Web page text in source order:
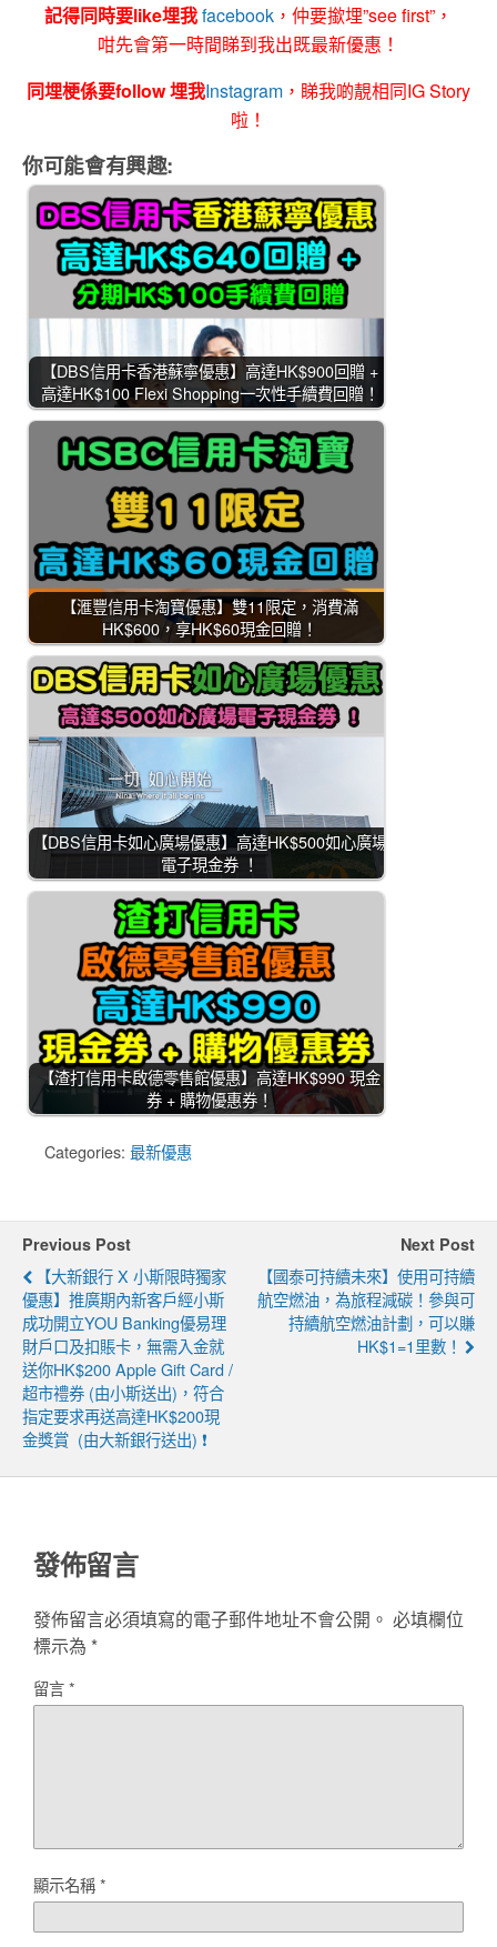
記得同時要like埋我facebook ，仲要撳埋”see first”，
咁先會第一時間睇到我出既最新優惠！
同埋梗係要follow 埋我Instagram ，睇我啲靚相同IG Story
啦！
你可能會有興趣:
【DBS信用卡香港蘇寧優惠】高達HK$900回贈 +
高達HK$100 Flexi Shopping一次性手續費回贈！
【滙豐信用卡淘寶優惠】雙11限定，消費滿
HK$600，享HK$60現金回贈！
【DBS信用卡如心廣場優惠】高達HK$500如心廣場
電子現金券 ！
【渣打信用卡啟德零售館優惠】高達HK$990 現金
券 + 購物優惠券！
Categories: 最新優惠
Previous Post
【大新銀行 X 小斯限時獨家
優惠】推廣期內新客戶經小斯
成功開立YOU Banking優易理
財戶口及扣賬卡，無需入金就
送你HK$200 Apple Gift Card /
超市禮券 (由小斯送出)，符合
指定要求再送高達HK$200現
金獎賞 (由大新銀行送出) ❗
Next Post
【國泰可持續未來】使用可持續
航空燃油，為旅程減碳！參與可
持續航空燃油計劃，可以賺
HK$1=1里數！
發佈留言
發佈留言必須填寫的電子郵件地址不會公開。 必填欄位
標示為 *
留言*
顯示名稱*